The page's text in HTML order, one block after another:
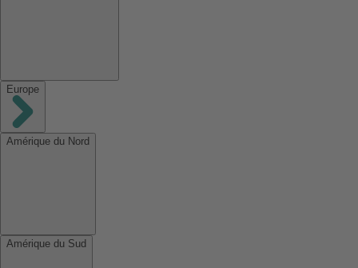
Europe
Amérique du Nord
Amérique du Sud